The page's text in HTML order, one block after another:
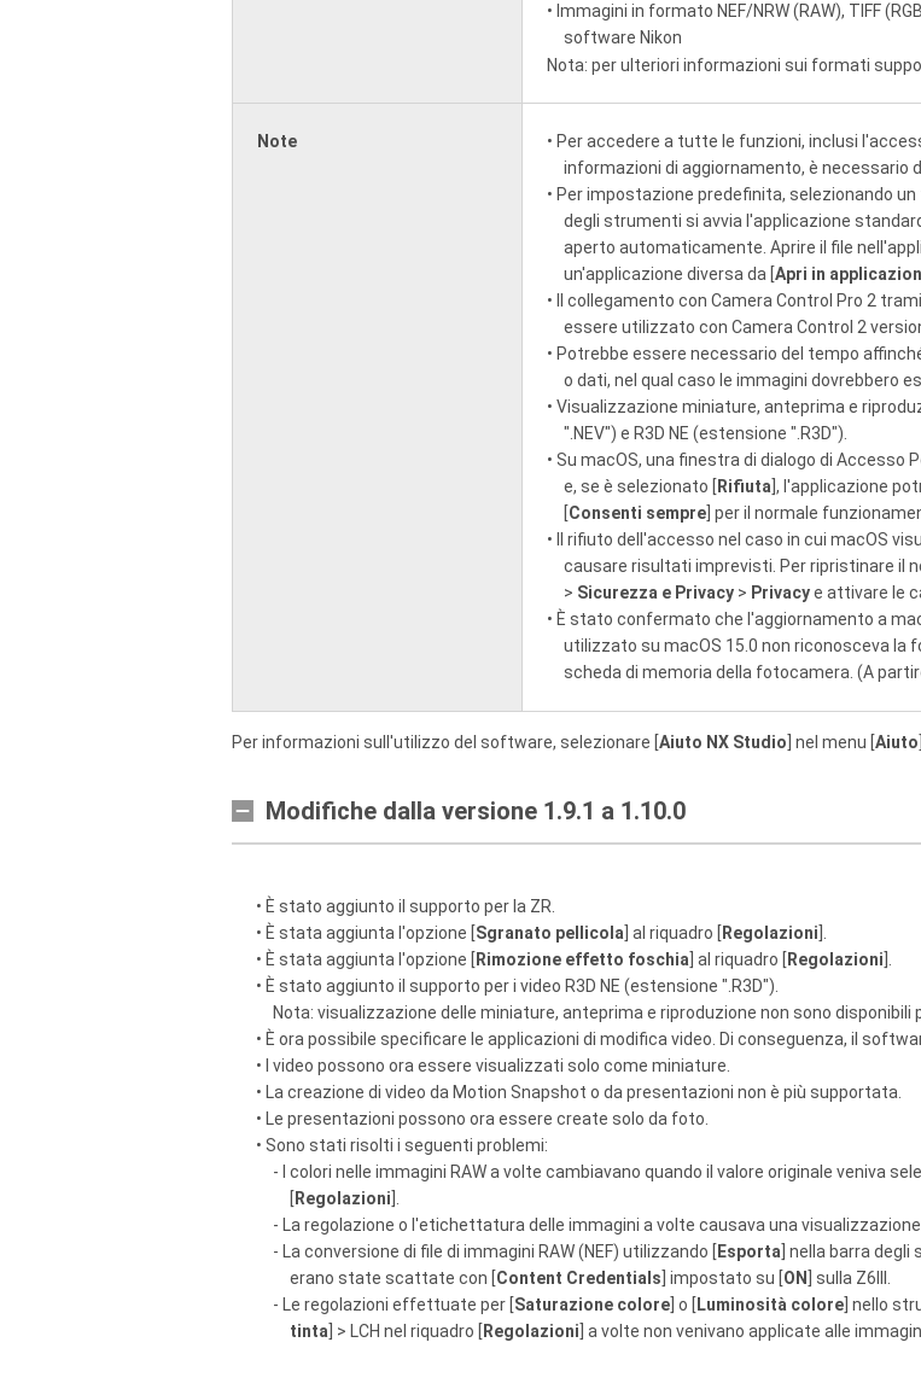
• Immagini in formato NEF/NRW (RAW), TIFF
software Nikon
Nota: per ulteriori informazioni sui formati
Note
• Per accedere a tutte le funzioni, inclusi
informazioni di aggiornamento, è necessario
• Per impostazione predefinita, selezionando un
degli strumenti si avvia l'applicazione
aperto automaticamente. Aprire il file
un'applicazione diversa da [ Apri in
• Il collegamento con Camera Control Pro 2
essere utilizzato con Camera Control 2
• Potrebbe essere necessario del tempo
o dati, nel qual caso le immagini dovrebbero
• Visualizzazione miniature, anteprima e
".NEV") e R3D NE (estensione ".R3D").
• Su macOS, una finestra di dialogo di Accesso
e, se è selezionato [
Rifiuta ], l'applicazione
Consenti sempre ] per il normale
• Il rifiuto dell'accesso nel caso in cui macOS
causare risultati imprevisti. Per ripristinare il
> Sicurezza e Privacy > Privacye attivare le
• È stato confermato che l'aggiornamento a
utilizzato su macOS 15.0 non riconosceva la
scheda di memoria della fotocamera. (A
Per informazioni sull'utilizzo del software, selezionare [ Aiuto NX Studio ] nel menu [ Aiuto
Modifiche dalla versione 1.9.1 a 1.10.0
• È stato aggiunto il supporto per la ZR.
• È stata aggiunta l'opzione [ Sgranato pellicola ] al riquadro [ Regolazioni
• È stata aggiunta l'opzione [
Rimozione effetto foschia ] al riquadro [ Regolazioni
• È stato aggiunto il supporto per i video R3D NE (estensione ".R3D").
Nota: visualizzazione delle miniature, anteprima e riproduzione non sono disponibili
• È ora possibile specificare le applicazioni di modifica video. Di conseguenza, il
• I video possono ora essere visualizzati solo come miniature.
• La creazione di video da Motion Snapshot o da presentazioni non è più supportata.
• Le presentazioni possono ora essere create solo da foto.
• Sono stati risolti i seguenti problemi:
- I colori nelle immagini RAW a volte cambiavano quando il valore originale veniva
Regolazioni
- La regolazione o l'etichettatura delle immagini a volte causava una
- La conversione di file di immagini RAW (NEF) utilizzando [
Esporta ] nella barra
erano state scattate con [ Content Credentials ] impostato su [ ON
] sulla Z6III.
- Le regolazioni effettuate per [ Saturazione colore ] o [ Luminosità colore ] nello
tinta ] > LCH nel riquadro [ Regolazioni ] a volte non venivano applicate alle